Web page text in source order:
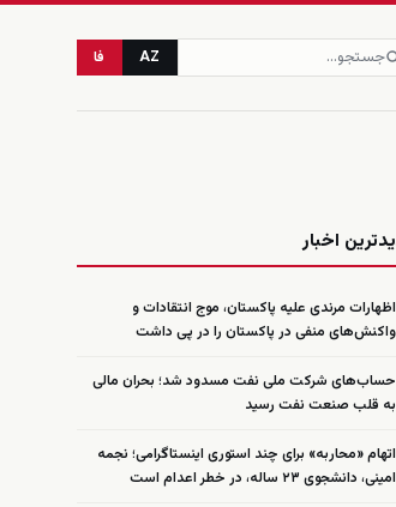
AZ فا
اخبار
اظهارات مرندی علیه پاکستان، موج انتقادات و
واکنش‌های منفی در پاکستان را در پی داشت
حساب‌های شرکت ملی نفت مسدود شد؛ بحران مالی
به قلب صنعت نفت رسید
اتهام «محاربه» برای چند استوری اینستاگرامی؛ نجمه
امینی، دانشجوی ۲۳ ساله، در خطر اعدام است